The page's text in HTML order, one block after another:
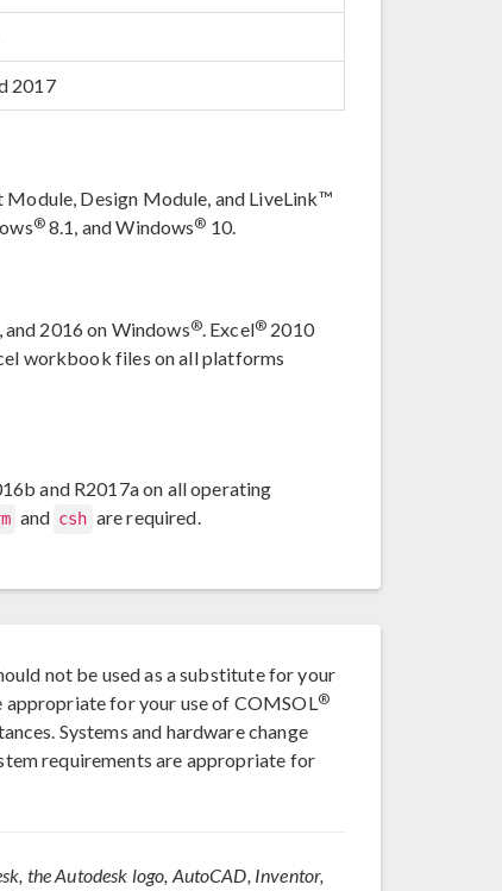
2017
Design Module, and LiveLink™
®8.1, and Windows® 10.
2016 on Windows®. Excel® 2010
workbook files on all platforms
and R2017a on all operating
and csh are required.
not be used as a substitute for your
for your use of COMSOL®
Systems and hardware change
requirements are appropriate for
the Autodesk logo, AutoCAD, Inventor,